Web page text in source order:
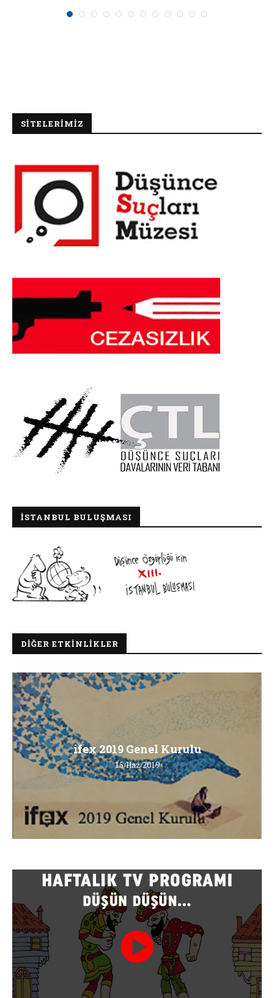
SİTELERİMİZ
İSTANBUL BULUŞMASI
DIĞER ETKINLIKLER
ifex 2019 Genel Kurulu
15/Haz/2019